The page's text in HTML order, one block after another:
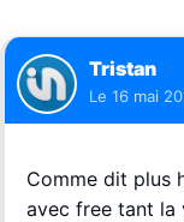
Tristan
Le 16 mai
Comme dit plus
avec free tant la